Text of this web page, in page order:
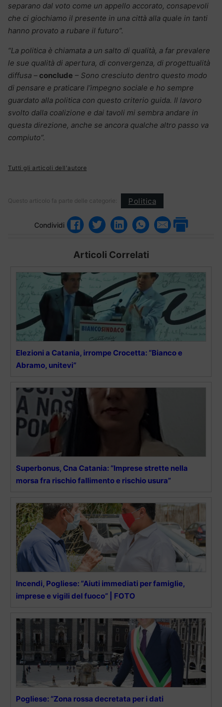
separano dal voto come un appello accorato, consapevoli
che ci giochiamo il presente in una città alla quale in tanti
hanno provato a rubare il futuro”.
“La politica è chiamata a un salto di qualità, a far prevalere
le sue qualità di apertura, di convergenza, di progettualità
diffusa – conclude – Sono cresciuto dentro questo modo
di pensare e praticare l’impegno sociale e ho sempre
guardato alla politica con questo criterio guida. Il lavoro
svolto dalla coalizione e dai tavoli mi sembra andare in
questa direzione, anche se ancora qualche altro passo va
compiuto”.
Tutti gli articoli dell'autore
Questo articolo fa parte delle categorie: Politica
Condividi
Articoli Correlati
Elezioni a Catania, irrompe Crocetta: “Bianco e
Abramo, unitevi”
Superbonus, Cna Catania: “Imprese strette nella
morsa fra rischio fallimento e rischio usura”
Incendi, Pogliese: “Aiuti immediati per famiglie,
imprese e vigili del fuoco” | FOTO
Pogliese: “Zona rossa decretata per i dati